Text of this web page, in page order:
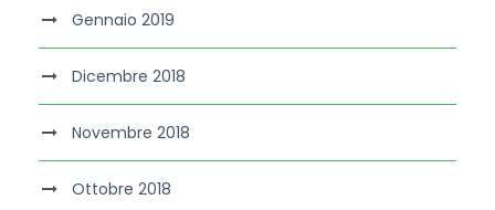
Gennaio 2019
Dicembre 2018
Novembre 2018
Ottobre 2018